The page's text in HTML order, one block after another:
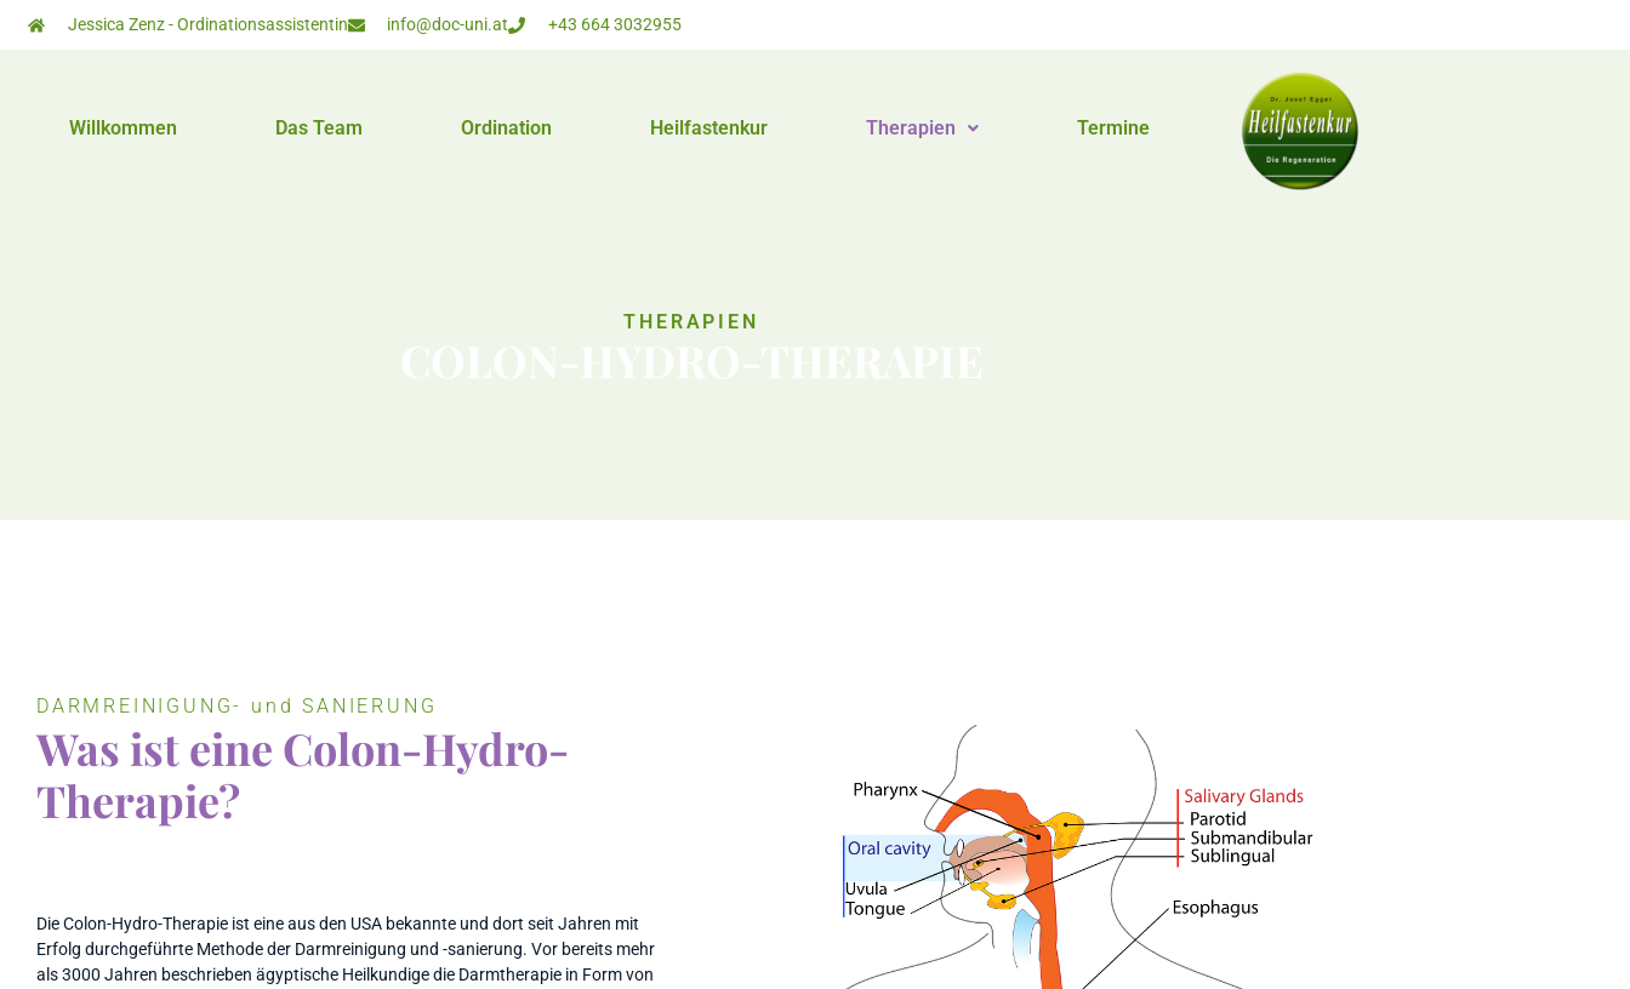
Jessica Zenz - Ordinationsassistentin info@doc-uni.at +43 664 3032955
Willkommen Das Team Ordination Heilfastenkur Therapien Termine
THERAPIEN
DARMREINIGUNG- und SANIERUNG
Was ist eine Colon-Hydro-
Therapie?
Die Colon-Hydro-Therapie ist eine aus den USA bekannte und dort seit Jahren mit
Erfolg durchgeführte Methode der Darmreinigung und -sanierung. Vor bereits mehr
als 3000 Jahren beschrieben ägyptische Heilkundige die Darmtherapie in Form von